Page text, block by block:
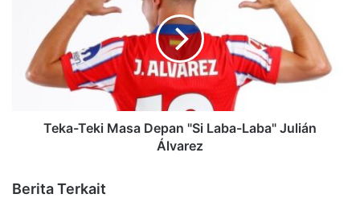
Teka-Teki Masa Depan "Si Laba-Laba" Julián
Álvarez
Berita Terkait